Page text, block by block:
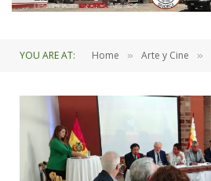
YOU ARE AT: Home » Arte y Cine »